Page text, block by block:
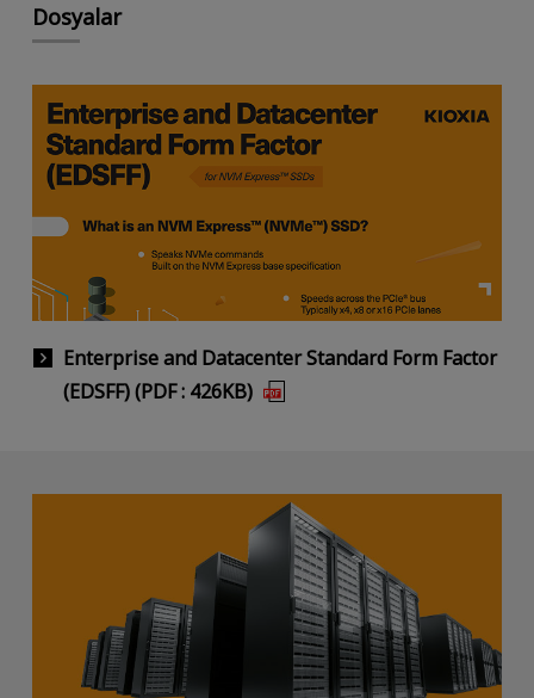
Dosyalar
Enterprise and Datacenter Standard Form Factor
(EDSFF) (PDF : 426KB)